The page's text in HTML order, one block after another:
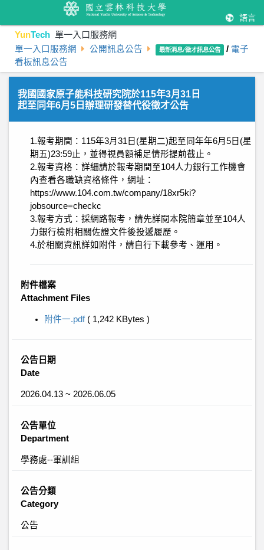
語言
YunTech 單一入口服務網
單一入口服務網 公開訊息公告 最新消息/徵才訊息公告 / 電子
看板訊息公告
我國國家原子能科技研究院於115年3月31日
起至同年6月5日辦理研發替代役徵才公告
1.報考期間：115年3月31日(星期二)起至同年年6月5日(星
期五)23:59止，並得視員額補足情形提前截止。
2.報考資格：詳細請於報考期間至104人力銀行工作機會
內查看各職缺資格條件，網址：
https://www.104.com.tw/company/18xr5ki?
jobsource=checkc
3.報考方式：採網路報考，請先詳閱本院簡章並至104人
力銀行檢附相關佐證文件後投遞履歷。
4.於相關資訊詳如附件，請自行下載參考、運用。
附件檔案
Attachment Files
附件一.pdf ( 1,242 KBytes )
公告日期
Date
2026.04.13 ~ 2026.06.05
公告單位
Department
學務處--軍訓組
公告分類
Category
公告